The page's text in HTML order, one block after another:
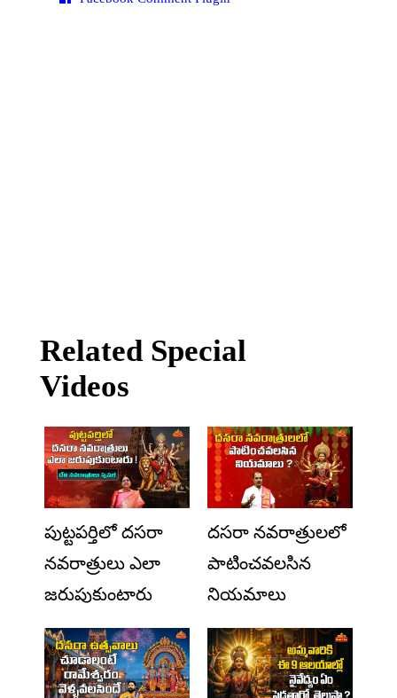
Related Special
Videos
పుట్టపర్తిలో దసరా
నవరాత్రులు ఎలా
జరుపుకుంటారు
దసరా నవరాత్రులలో
పాటించవలసిన
నియమాలు